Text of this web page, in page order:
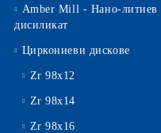
Amber Mill - Нано-литиев
дисиликат
Циркониеви дискове
Zr 98x12
Zr 98x14
Zr 98x16